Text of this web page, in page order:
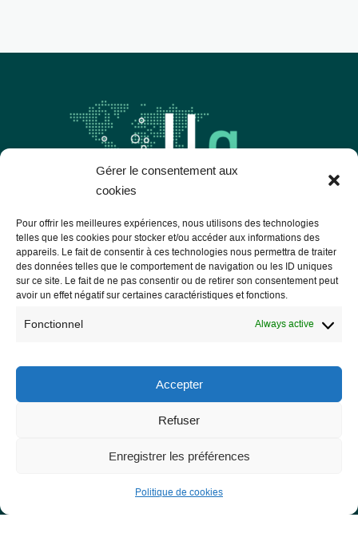
Gérer le consentement aux
cookies
Pour offrir les meilleures expériences, nous utilisons des technologies
telles que les cookies pour stocker et/ou accéder aux informations des
appareils. Le fait de consentir à ces technologies nous permettra de traiter
des données telles que le comportement de navigation ou les ID uniques
sur ce site. Le fait de ne pas consentir ou de retirer son consentement peut
avoir un effet négatif sur certaines caractéristiques et fonctions.
Fonctionnel Always active
Accepter
Refuser
Enregistrer les préférences
Politique de cookies
Les Libres Géographes
28 rue Hoche